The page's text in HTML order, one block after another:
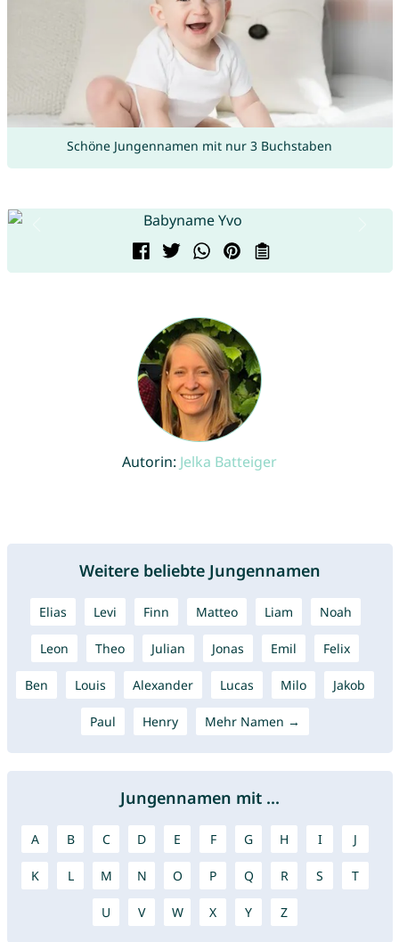
Schöne Jungennamen mit nur 3 Buchstaben
Autorin: Jelka Batteiger
Weitere beliebte Jungennamen
Elias Levi Finn Matteo Liam Noah
Leon Theo Julian Jonas Emil Felix
Ben Louis Alexander Lucas Milo Jakob
Paul Henry Mehr Namen →
Jungennamen mit ...
A B C D E F G H I J
K L M N O P Q R S T
U V W X Y Z